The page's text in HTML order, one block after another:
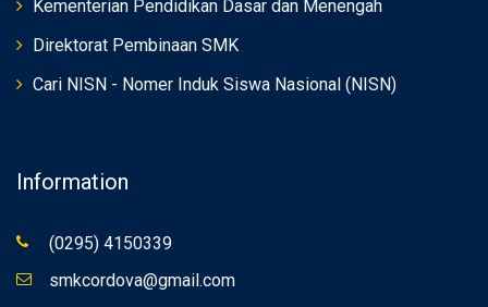
Kementerian Pendidikan Dasar dan Menengah
Direktorat Pembinaan SMK
Cari NISN - Nomer Induk Siswa Nasional (NISN)
Information
(0295) 4150339
smkcordova@gmail.com